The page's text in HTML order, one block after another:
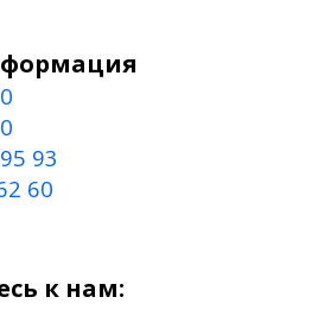
93
60
к нам: